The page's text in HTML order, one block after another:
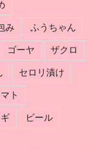
み ふうちゃん
ゴーヤ ザクロ
セロリ漬け
マト
ビール